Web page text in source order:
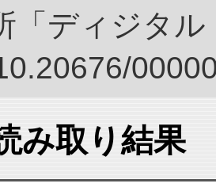
「ディジタ
み取り結果